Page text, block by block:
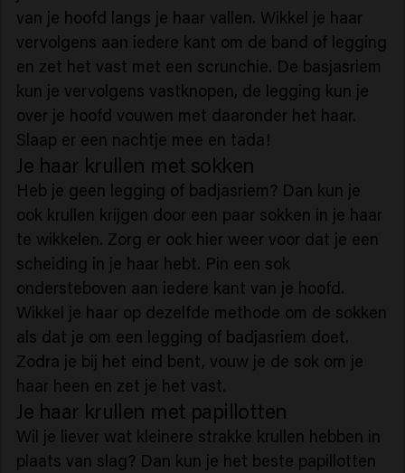
van je hoofd langs je haar vallen. Wikkel je haar
vervolgens aan iedere kant om de band of legging
en zet het vast met een scrunchie. De basjasriem
kun je vervolgens vastknopen, de legging kun je
over je hoofd vouwen met daaronder het haar.
Slaap er een nachtje mee en tada!
Je haar krullen met sokken
Heb je geen legging of badjasriem? Dan kun je
ook krullen krijgen door een paar sokken in je haar
te wikkelen. Zorg er ook hier weer voor dat je een
scheiding in je haar hebt. Pin een sok
ondersteboven aan iedere kant van je hoofd.
Wikkel je haar op dezelfde methode om de sokken
als dat je om een legging of badjasriem doet.
Zodra je bij het eind bent, vouw je de sok om je
haar heen en zet je het vast.
Je haar krullen met papillotten
Wil je liever wat kleinere strakke krullen hebben in
plaats van slag? Dan kun je het beste papillotten